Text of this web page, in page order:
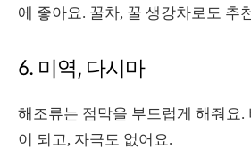
에 좋아요. 꿀차, 꿀 생강차로도 추
6. 미역, 다시마
해조류는 점막을 부드럽게 해줘요.
이 되고, 자극도 없어요.